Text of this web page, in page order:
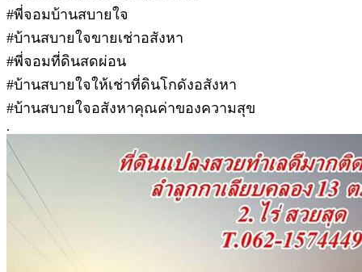
#พี่จอมบ้านสบายใจ
#บ้านสบายใจขายเช่าอสังหา
#พี่จอมที่ดินสดผ่อน
#บ้านสบายใจให้เช่าที่ดินโกดังอสังหา
#บ้านสบายใจอสังหาคุณค่าของความสุข
.